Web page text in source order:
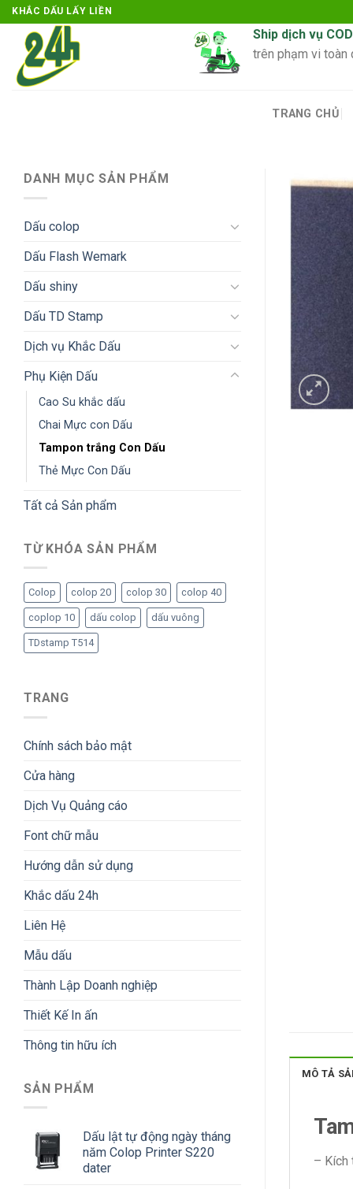
Skip
to
content
KHẮC DẤU LẤY LIỀN
Ship dịch vụ COD
trên phạm vi toàn
TRANG CHỦ
DANH MỤC SẢN PHẨM
Dấu colop
Dấu Flash Wemark
Dấu shiny
Dấu TD Stamp
Dịch vụ Khắc Dấu
Phụ Kiện Dấu
Cao Su khắc dấu
Chai Mực con Dấu
Tampon trắng Con Dấu
Thẻ Mực Con Dấu
Tất cả Sản phẩm
TỪ KHÓA SẢN PHẨM
Colop colop 20 colop 30 colop 40
coplop 10 dấu colop dấu vuông
TDstamp T514
TRANG
Chính sách bảo mật
Cửa hàng
Dịch Vụ Quảng cáo
Font chữ mẫu
Hướng dẫn sử dụng
Khắc dấu 24h
Liên Hệ
Mẫu dấu
Thành Lập Doanh nghiệp
Thiết Kế In ấn
Thông tin hữu ích
SẢN PHẨM
Dấu lật tự động ngày tháng
năm Colop Printer S220
dater
MÔ TẢ
– Kích